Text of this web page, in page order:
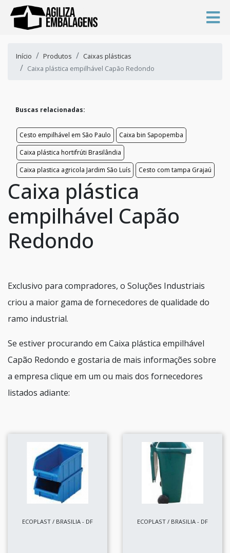
Início Produtos
Caixas plásticas
Caixa plástica empilhável Capão Redondo
Buscas relacionadas:
Cesto empilhável em São Paulo
Caixa bin Sapopemba
Caixa plástica hortifrúti Brasilândia
Caixa plastica agricola Jardim São Luís
Cesto com tampa Grajaú
Caixa plástica
empilhável Capão
Redondo
Exclusivo para compradores, o Soluções Industriais
criou a maior gama de fornecedores de qualidade do
ramo industrial.
Se estiver procurando em Caixa plástica empilhável
Capão Redondo e gostaria de mais informações sobre
a empresa clique em um ou mais dos fornecedores
listados adiante:
ECOPLAST / BRASILIA - DF ECOPLAST / BRASILIA - DF